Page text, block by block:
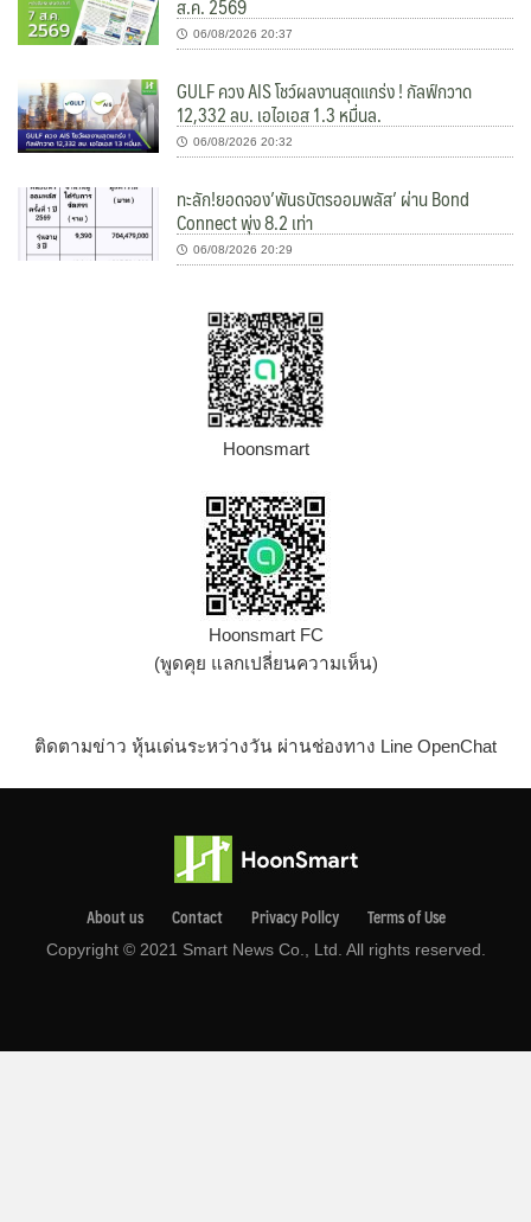
06/08/2026 20:37
GULF ควง AIS โชว์ผลงานสุดแกร่ง ! กัลฟ์กวาด
12,332 ลบ. เอไอเอส 1.3 หมื่นล.
06/08/2026 20:32
ทะลัก!ยอดจอง’พันธบัตรออมพลัส’ ผ่าน Bond
Connect พุ่ง 8.2 เท่า
06/08/2026 20:29
Hoonsmart
Hoonsmart FC
(พูดคุย แลกเปลี่ยนความเห็น)
ติดตามข่าว หุ้นเด่นระหว่างวัน ผ่านช่องทาง Line OpenChat
About us Contact Privacy Pollcy Terms of Use
Copyright © 2021 Smart News Co., Ltd. All rights reserved.